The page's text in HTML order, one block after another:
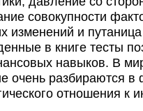
совокупности
изменений и
в книге тесты
навыков. В
очень разбираются
отношения к